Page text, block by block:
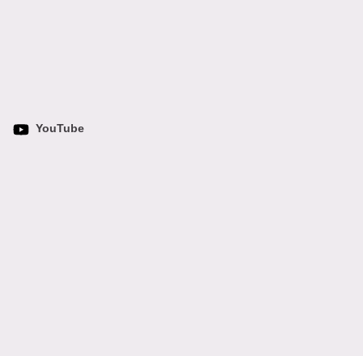
YouTube